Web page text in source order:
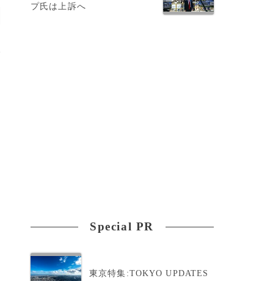
プ氏は上訴へ
Special PR
東京特集:TOKYO UPDATES